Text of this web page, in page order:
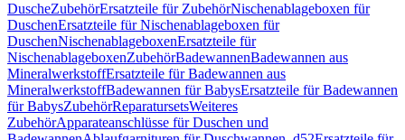
DuscheZubehörErsatzteile für ZubehörNischenablageboxen für
DuschenErsatzteile für Nischenablageboxen für
DuschenNischenablageboxenErsatzteile für
NischenablageboxenZubehörBadewannenBadewannen aus
MineralwerkstoffErsatzteile für Badewannen aus
MineralwerkstoffBadewannen für BabysErsatzteile für Badewannen
für BabysZubehörReparatursetsWeiteres
ZubehörApparateanschlüsse für Duschen und